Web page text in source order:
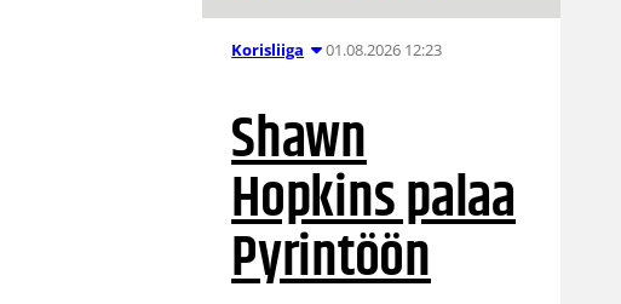
Korisliiga 01.08.2026 12:23
Shawn
Hopkins palaa
Pyrintöön